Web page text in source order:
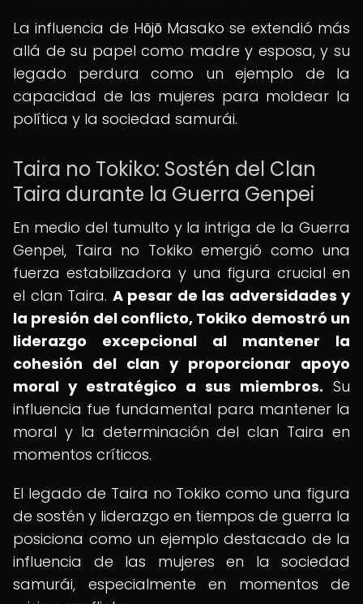
La influencia de Hōjō Masako se extendió más
allá de su papel como madre y esposa, y su
legado perdura como un ejemplo de la
capacidad de las mujeres para moldear la
política y la sociedad samurái.
Taira no Tokiko: Sostén del Clan
Taira durante la Guerra Genpei
En medio del tumulto y la intriga de la Guerra
Genpei, Taira no Tokiko emergió como una
fuerza estabilizadora y una figura crucial en
el clan Taira. A pesar de las adversidades y
la presión del conflicto, Tokiko demostró un
liderazgo excepcional al mantener la
cohesión del clan y proporcionar apoyo
moral y estratégico a sus miembros. Su
influencia fue fundamental para mantener la
moral y la determinación del clan Taira en
momentos críticos.
El legado de Taira no Tokiko como una figura
de sostén y liderazgo en tiempos de guerra la
posiciona como un ejemplo destacado de la
influencia de las mujeres en la sociedad
samurái, especialmente en momentos de